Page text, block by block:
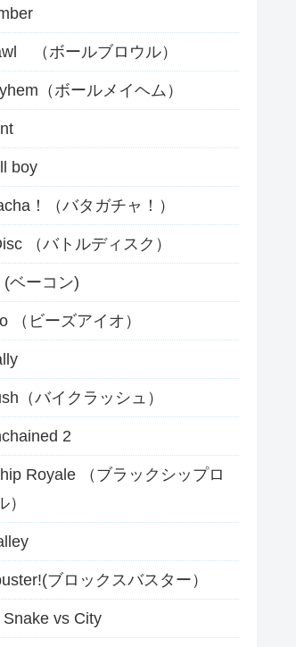
（ボールブロウル）
（ボールメイヘム）
boy
！（バタガチャ！）
（バトルディスク）
(ベーコン)
（ビーズアイオ）
（バイクラッシュ）
2
Royale （ブラックシップロ
）
ブロックスバスター）
Snake vs City